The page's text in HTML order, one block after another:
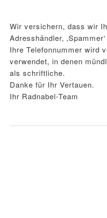
Wir versichern, dass wir
Adresshändler,
Ihre Telefonnummer wird
verwendet, in denen
als schriftliche.
Danke für Ihr Vertauen.
Ihr Radnabel-Team